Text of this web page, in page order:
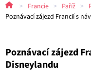
> Francie > Paříž >
Poznávací zájezd Francií s
Poznávací zájezd
Disneylandu